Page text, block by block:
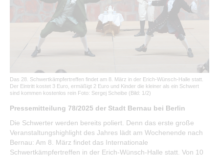
#BERNAUER
Amtsblatt
Haushalt
Öffentliche Auslegungen
Bürgerservice
Bürgerinformation
Stadtverwaltung
Das 28. Schwertkämpfertreffen findet am 8. März in der Erich-Wünsch-Halle statt.
Der Eintritt kostet 3 Euro, ermäßigt 2 Euro und Kinder die kleiner als ein Schwert
sind kommen kostenlos rein Foto: Sergej Scheibe (Bild: 1/2)
Pressemitteilung 78/2025 der Stadt Bernau bei Berlin
Die Schwerter werden bereits poliert. Denn das erste große
Veranstaltungshighlight des Jahres lädt am Wochenende nach
Bernau: Am 8. März findet das Internationale
Schwertkämpfertreffen in der Erich-Wünsch-Halle statt. Von 10